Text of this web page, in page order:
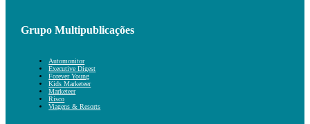
Grupo Multipublicações
Automonitor
Executive Digest
Forever Young
Kids Marketeer
Marketeer
Risco
Viagens & Resorts